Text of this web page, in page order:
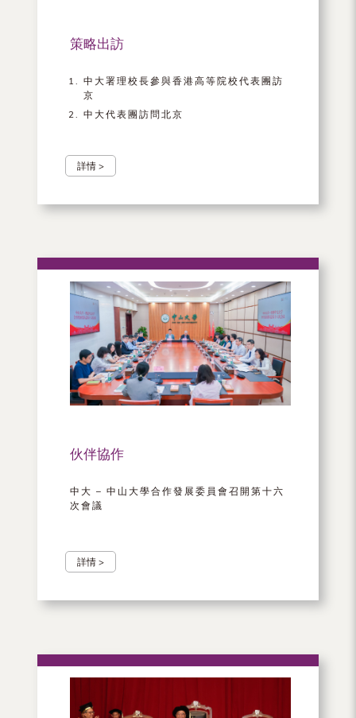
策略出訪
中大署理校長參與香港高等院校代表團訪
京
中大代表團訪問北京
詳情 >
伙伴協作
中大 – 中山大學合作發展委員會召開第十六
次會議
詳情 >